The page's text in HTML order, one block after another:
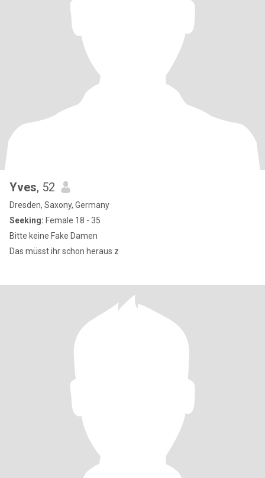
Yves, 52
Dresden, Saxony, Germany
Seeking: Female 18 - 35
Bitte keine Fake Damen
Das müsst ihr schon heraus z